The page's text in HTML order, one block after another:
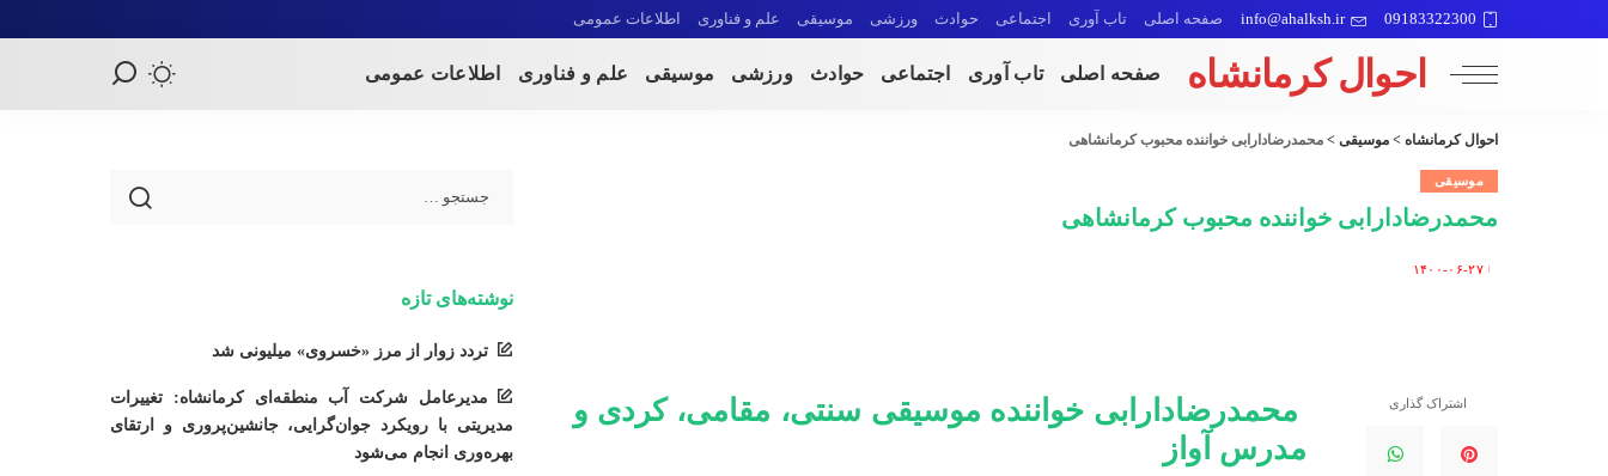
09183322300
info@ahalksh.ir صفحه اصلی تاب آوری اجتماعی حوادث ورزشی موسیقی علم و فناوری اطلاعات عمومی
احوال کرمانشاه صفحه اصلی تاب آوری اجتماعی حوادث ورزشی موسیقی علم و فناوری اطلاعات عمومی
احوال کرمانشاه > موسیقی > محمدرضادارابی خواننده محبوب کرمانشاهی
موسیقی
محمدرضادارابی خواننده محبوب کرمانشاهی
Posted
۱۴۰۰-۰۶-۲۷
اشتراک گذاری
محمدرضادارابی خواننده موسیقی سنتی، مقامی، کردی و
مدرس آواز
نوشته‌های تازه
تردد زوار از مرز «خسروی» میلیونی شد
مدیرعامل شرکت آب منطقه‌ای کرمانشاه: تغییرات
مدیریتی با رویکرد جوان‌گرایی، جانشین‌پروری و ارتقای
بهره‌وری انجام می‌شود